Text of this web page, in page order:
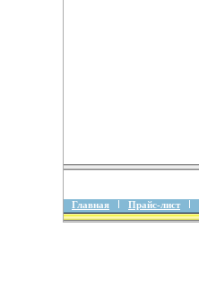
Главная Прайс-лист